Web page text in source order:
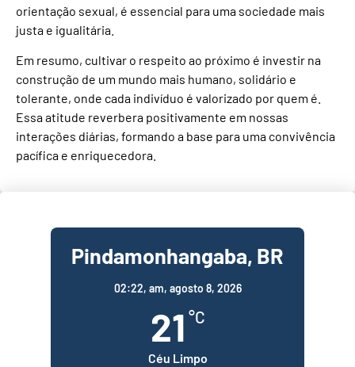
orientação sexual, é essencial para uma sociedade mais
justa e igualitária.
Em resumo, cultivar o respeito ao próximo é investir na
construção de um mundo mais humano, solidário e
tolerante, onde cada indivíduo é valorizado por quem é.
Essa atitude reverbera positivamente em nossas
interações diárias, formando a base para uma convivência
pacífica e enriquecedora.
Pindamonhangaba, BR
02:22, am, agosto 8, 2026
21 °C
Céu Limpo